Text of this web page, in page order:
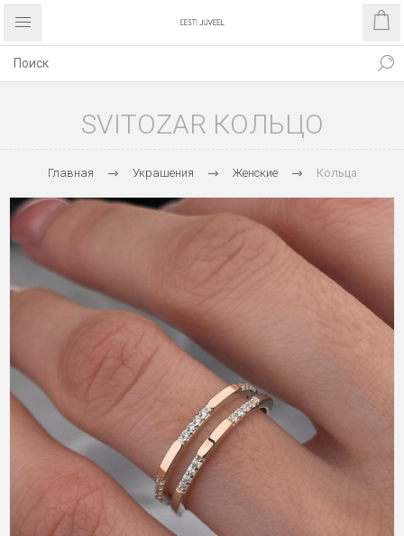
SVITOZAR КОЛЬЦО
Главная Украшения Женские Кольца